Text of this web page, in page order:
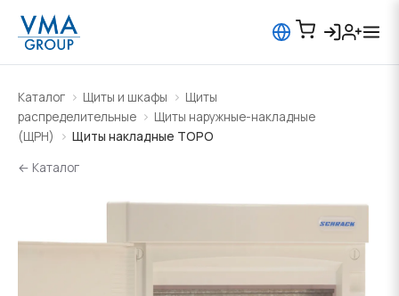
Каталог Щиты и шкафы
Щиты
распределительные
Щиты наружные-накладные
(ЩРН)
Щиты накладные TOPO
← Каталог